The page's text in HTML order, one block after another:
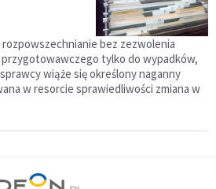
bez zezwolenia
tylko do wypadków,
wiąże się określony naganny
w resorcie sprawiedliwości zmiana w